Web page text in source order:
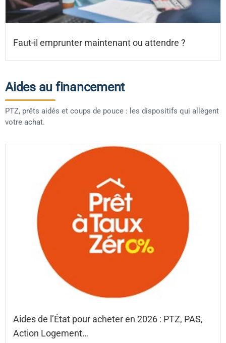
Faut-il emprunter maintenant ou attendre ?
Aides au financement
PTZ, prêts aidés et coups de pouce : les dispositifs qui allègent
votre achat.
Aides de l’État pour acheter en 2026 : PTZ, PAS,
Action Logement…